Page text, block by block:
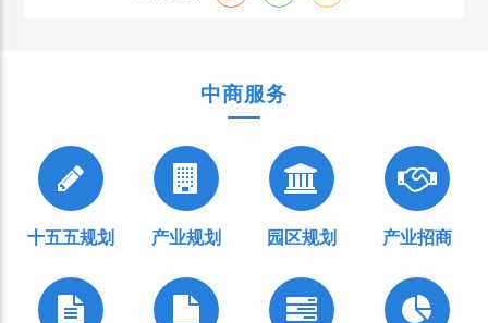
中商服务
十五五规划 产业规划 园区规划 产业招商